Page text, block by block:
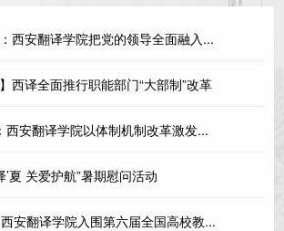
西安翻译学院把党的领导全面融入...
西译全面推行职能部门“大部制”改革
西安翻译学院以体制机制改革激发...
’夏 关爱护航”暑期慰问活动
安翻译学院入围第六届全国高校教...